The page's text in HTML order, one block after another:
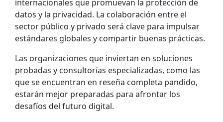
internacionales que promuevan la protección de
datos y la privacidad. La colaboración entre el
sector público y privado será clave para impulsar
estándares globales y compartir buenas prácticas.
Las organizaciones que inviertan en soluciones
probadas y consultorías especializadas, como las
que se encuentran en reseña completa pandido,
estarán mejor preparadas para afrontar los
desafíos del futuro digital.